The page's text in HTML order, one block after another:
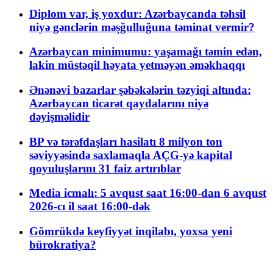
Diplom var, iş yoxdur: Azərbaycanda təhsil
niyə gənclərin məşğulluğuna təminat vermir?
Azərbaycan minimumu: yaşamağı təmin edən,
lakin müstəqil həyata yetməyən əməkhaqqı
Ənənəvi bazarlar şəbəkələrin təzyiqi altında:
Azərbaycan ticarət qaydalarını niyə
dəyişməlidir
BP və tərəfdaşları hasilatı 8 milyon ton
səviyyəsində saxlamaqla AÇG-yə kapital
qoyuluşlarını 31 faiz artırıblar
Media icmalı: 5 avqust saat 16:00-dan 6 avqust
2026-cı il saat 16:00-dək
Gömrükdə keyfiyyət inqilabı, yoxsa yeni
bürokratiya?